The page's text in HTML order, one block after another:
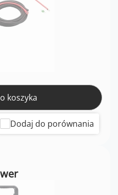
koszyka
Dodaj do porównania